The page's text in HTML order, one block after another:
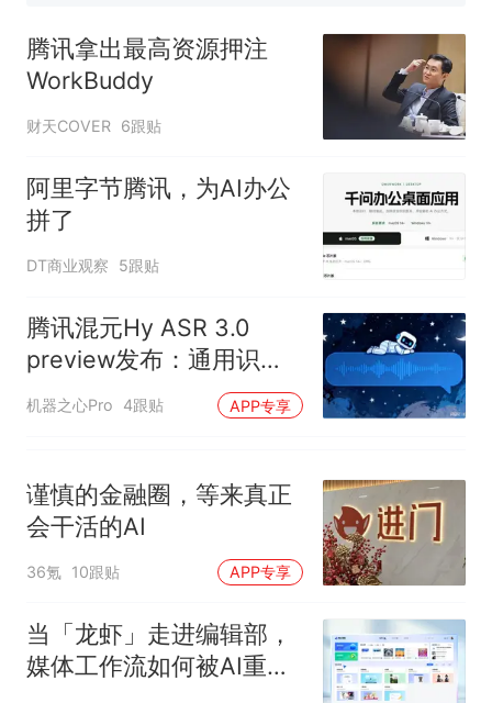
任院长一职，不清楚辞职信来
源；曾用手绘图做头像
号，仅凭视频评出？中国烹饪
协会回应
男子上山采菌偶然发现鸡枞菌
窝，原地守1天等它长大：挖了
美国一场追捕行动中，一男子
（新京报）
美国渔民钓获鲨鱼徒手将其拽
回大海 目击者直呼震惊 （视频
来源：参考消息）
笔试第一被第二名传话劝弃考
似南京大学数院院长辞职信流
传，院方回应：喻良教授已卸
任院长一职，不清楚辞职信来
源；曾用手绘图做头像
腾讯拿出最高资源押注
WorkBuddy
财天COVER 6跟贴
阿里字节腾讯，为AI办公
拼了
DT商业观察 5跟贴
腾讯混元Hy ASR 3.0
preview发布：通用识
别、方言覆盖、场景鲁棒
机器之心Pro 4跟贴 APP专享
谨慎的金融圈，等来真正
会干活的AI
36氪 10跟贴 APP专享
当「龙虾」走进编辑部，
媒体工作流如何被AI重